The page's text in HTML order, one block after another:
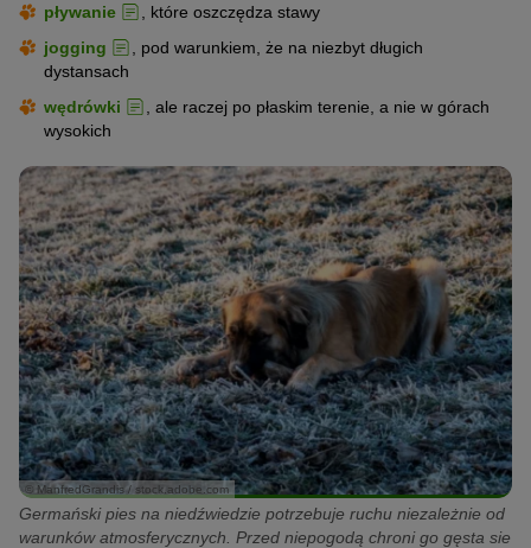
pływanie
, które oszczędza stawy
jogging
, pod warunkiem, że na niezbyt długich
dystansach
wędrówki
, ale raczej po płaskim terenie, a nie w górach
wysokich
© ManfredGrandis / stock.adobe.com
Germański pies na niedźwiedzie potrzebuje ruchu niezależnie od
warunków atmosferycznych. Przed niepogodą chroni go gęsta sie